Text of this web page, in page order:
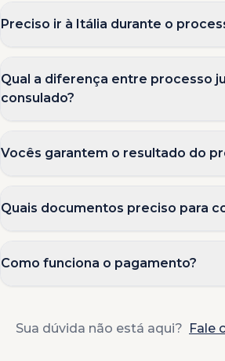
Preciso ir à Itália durante o
Qual a diferença entre processo
consulado?
Vocês garantem o resultado do
Quais documentos preciso para
Como funciona o pagamento?
Sua dúvida não está aqui? Fale